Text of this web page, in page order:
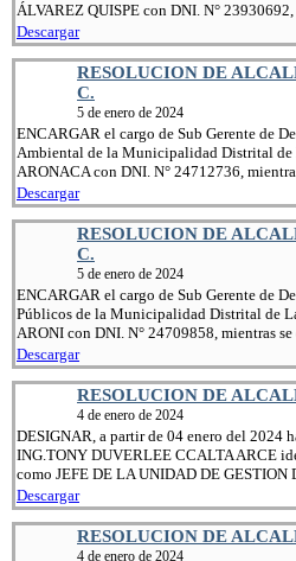
ÁLVAREZ QUISPE con DNI. N° 23930692,
Descargar
RESOLUCION DE
C.
5 de enero de 2024
ENCARGAR el cargo de Sub Gerente de
Ambiental de la Municipalidad Distrital
ARONACA con DNI. N° 24712736,
Descargar
RESOLUCION DE
C.
5 de enero de 2024
ENCARGAR el cargo de Sub Gerente de
Públicos de la Municipalidad Distrital de
ARONI con DNI. N° 24709858, mientras se
Descargar
RESOLUCION DE
4 de enero de 2024
DESIGNAR, a partir de 04 enero del 2024
ING.TONY DUVERLEE CCALTA ARCE
como JEFE DE LA UNIDAD DE GESTION
Descargar
RESOLUCION DE
4 de enero de 2024